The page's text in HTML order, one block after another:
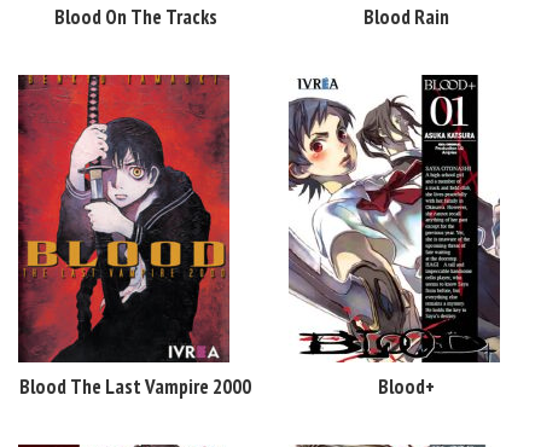
Blood On The Tracks Blood Rain
Blood The Last Vampire 2000 Blood+